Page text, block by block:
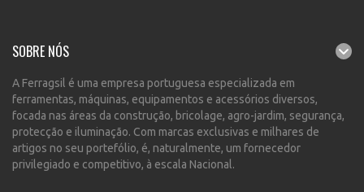
SOBRE NÓS
A Ferragsil é uma empresa portuguesa especializada em
ferramentas, máquinas, equipamentos e acessórios diversos,
focada nas áreas da construção, bricolage, agro-jardim, segurança,
protecção e iluminação. Com marcas exclusivas e milhares de
artigos no seu portefólio, é, naturalmente, um fornecedor
privilegiado e competitivo, à escala Nacional.